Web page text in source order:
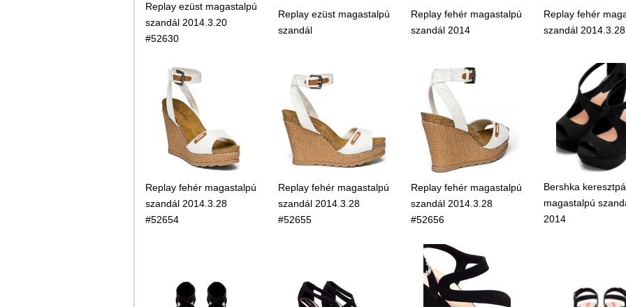
Replay ezüst magastalpú
szandál 2014.3.20
#52630
Replay ezüst magastalpú
szandál
Replay fehér magastalpú
szandál 2014
Replay fehér
szandál 2014.3.28
Replay fehér magastalpú
szandál 2014.3.28
#52654
Replay fehér magastalpú
szandál 2014.3.28
#52655
Replay fehér magastalpú
szandál 2014.3.28
#52656
Bershka
magastalpú
2014